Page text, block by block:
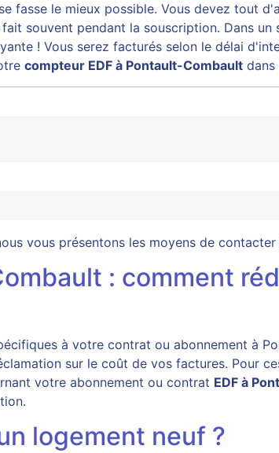
fasse le mieux possible. Vous devez tout
souvent pendant la souscription. Dans un
! Vous serez facturés selon le délai
compteur EDF à Pontault-Combault dans
vous présentons les moyens de contacter
: comment
à votre contrat ou abonnement à
sur le coût de vos factures. Pour
votre abonnement ou contrat EDF à
logement neuf ?